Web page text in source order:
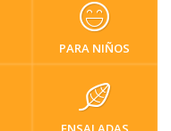
PARA NIÑOS